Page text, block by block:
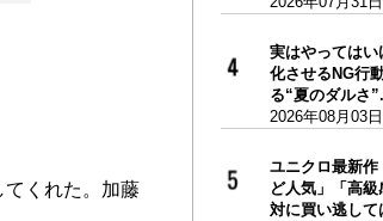
くれた。加藤
実はやっては
化させるNG行
る“夏のダルさ
2026年08月03日
ユニクロ最新
ど人気」「高
対に買い逃して